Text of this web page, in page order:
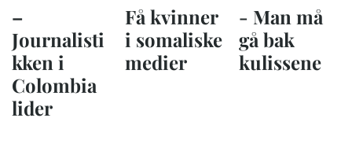
–
Journalisti
kken i
Colombia
lider
Få kvinner
i somaliske
medier
- Man må
gå bak
kulissene